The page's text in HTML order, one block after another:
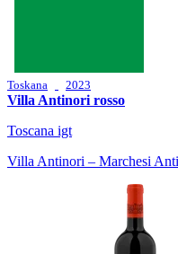
Toskana 2023
Villa Antinori rosso
Toscana igt
Villa Antinori – Marchesi